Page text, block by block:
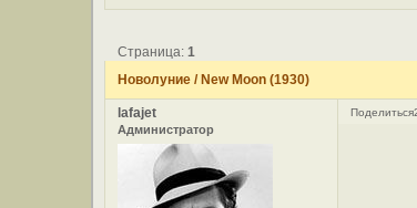
Новолуние / New Moon (1930)
Страница:1
Поделиться
lafajet
Администратор